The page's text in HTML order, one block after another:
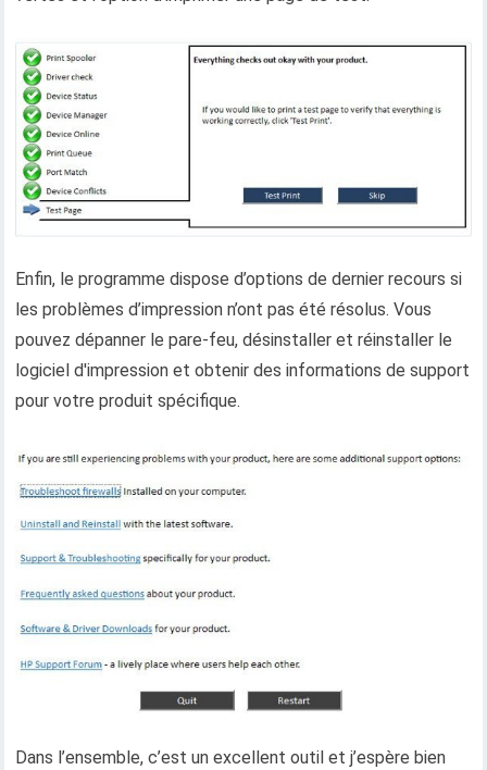
Enfin, le programme dispose d’options de dernier recours si
les problèmes d’impression n’ont pas été résolus. Vous
pouvez dépanner le pare-feu, désinstaller et réinstaller le
logiciel d'impression et obtenir des informations de support
pour votre produit spécifique.
Dans l’ensemble, c’est un excellent outil et j’espère bien